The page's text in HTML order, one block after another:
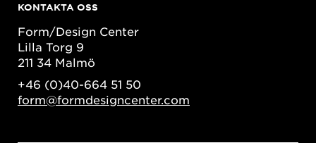
KONTAKTA OSS
Form/Design Center
Lilla Torg 9
211 34 Malmö
+46 (0)40-664 51 50
form@formdesigncenter.com